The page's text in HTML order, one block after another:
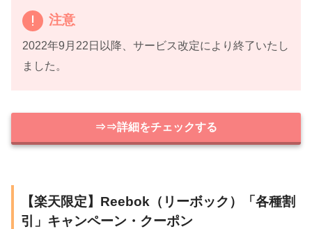
注意
2022年9月22日以降、サービス改定により終了いたし
ました。
⇒⇒詳細をチェックする
【楽天限定】Reebok（リーボック）「各種割
引」キャンペーン・クーポン